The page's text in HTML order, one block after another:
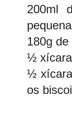
200ml
180g
½ xícara
½
os